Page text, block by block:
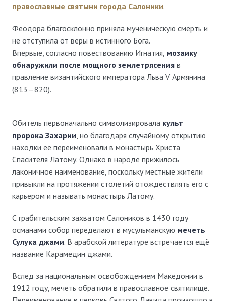
православные святыни города Салоники.
Феодора благосклонно приняла мученическую смерть и
не отступила от веры в истинного Бога.
Впервые, согласно повествованию Игнатия, мозаику
обнаружили после мощного землетрясения в
правление византийского императора Льва V Армянина
(813—820).
Обитель первоначально символизировала культ
пророка Захарии , но благодаря случайному открытию
находки её переименовали в монастырь Христа
Спасителя Латому. Однако в народе прижилось
лаконичное наименование, поскольку местные жители
привыкли на протяжении столетий отождествлять его с
карьером и называть монастырь Латому.
С грабительским захватом Салоников в 1430 году
османами собор переделают в мусульманскую мечеть
Сулука джами. В арабской литературе встречается ещё
название Карамедин джами.
Вслед за национальным освобождением Македонии в
1912 году, мечеть обратили в православное святилище.